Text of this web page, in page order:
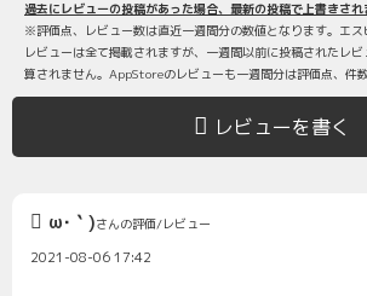
過去にレビューの投稿があった場合、最新の投稿で上書きされ
※評価点、レビュー数は直近一週間分の数値となります。エス
レビューは全て掲載されますが、一週間以前に投稿されたレ
算されません。AppStoreのレビューも一週間分は評価点、件
レビューを書く
ω･｀)さんの評価/レビュー
2021-08-06 17:42